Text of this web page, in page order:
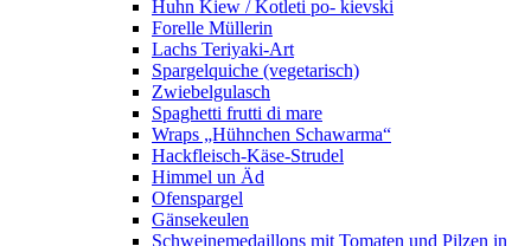
Huhn Kiew / Kotleti po- kievski
Forelle Müllerin
Lachs Teriyaki-Art
Spargelquiche (vegetarisch)
Zwiebelgulasch
Spaghetti frutti di mare
Wraps „Hühnchen Schawarma“
Hackfleisch-Käse-Strudel
Himmel un Äd
Ofenspargel
Gänsekeulen
Schweinemedaillons mit Tomaten und Pilzen in